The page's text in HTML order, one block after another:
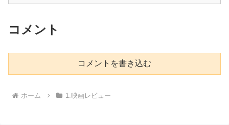
コメント
コメントを書き込む
ホーム 1.映画レビュー